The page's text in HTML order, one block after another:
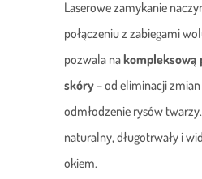
Laserowe zamykanie
połączeniu z zabiegami
pozwala nakompleksową
skóry– od eliminacji
odmłodzenie rysów
naturalny, długotrwały i
okiem.